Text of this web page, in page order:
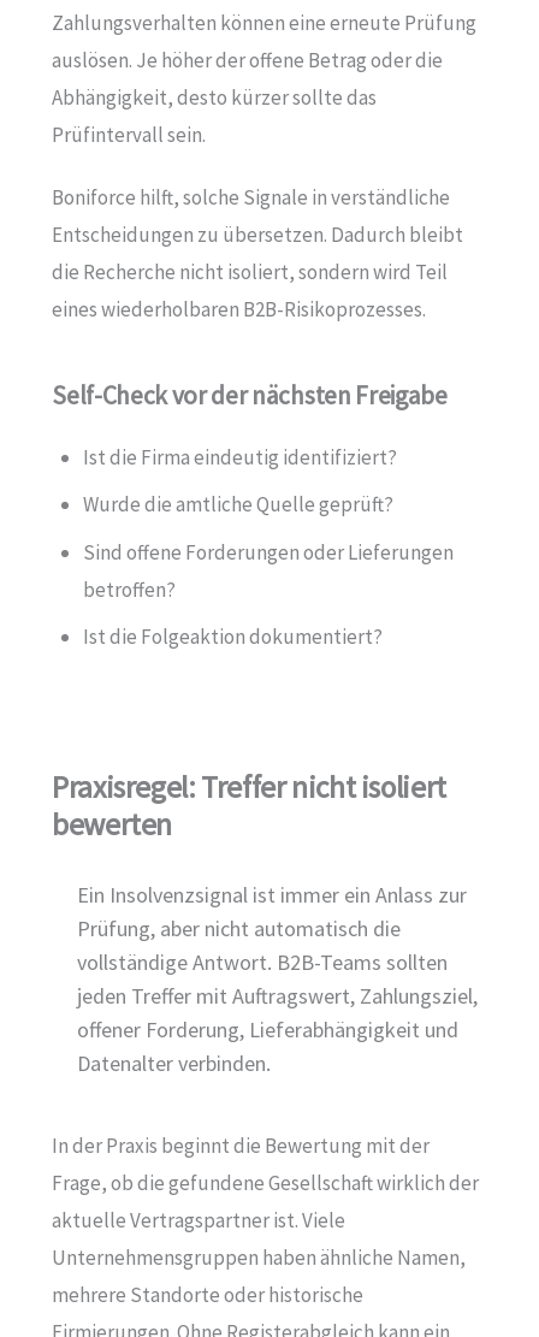
Zahlungsverhalten können eine erneute Prüfung
auslösen. Je höher der offene Betrag oder die
Abhängigkeit, desto kürzer sollte das
Prüfintervall sein.
Boniforce hilft, solche Signale in verständliche
Entscheidungen zu übersetzen. Dadurch bleibt
die Recherche nicht isoliert, sondern wird Teil
eines wiederholbaren B2B-Risikoprozesses.
Self-Check vor der nächsten Freigabe
Ist die Firma eindeutig identifiziert?
Wurde die amtliche Quelle geprüft?
Sind offene Forderungen oder Lieferungen
betroffen?
Ist die Folgeaktion dokumentiert?
Praxisregel: Treffer nicht isoliert
bewerten
Ein Insolvenzsignal ist immer ein Anlass zur
Prüfung, aber nicht automatisch die
vollständige Antwort. B2B-Teams sollten
jeden Treffer mit Auftragswert, Zahlungsziel,
offener Forderung, Lieferabhängigkeit und
Datenalter verbinden.
In der Praxis beginnt die Bewertung mit der
Frage, ob die gefundene Gesellschaft wirklich der
aktuelle Vertragspartner ist. Viele
Unternehmensgruppen haben ähnliche Namen,
mehrere Standorte oder historische
Firmierungen. Ohne Registerabgleich kann ein